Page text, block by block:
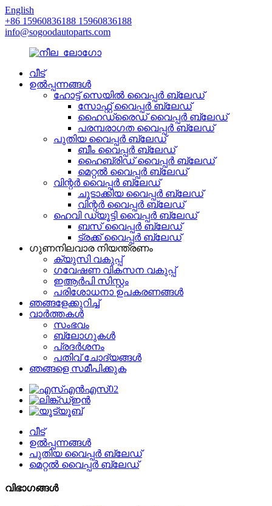
English
+86 15960836188 15960836188
info@sogoodautoparts.com
വീട്
ഉൽപ്പന്നങ്ങൾ
ഹോട്ട് സെയിൽ വൈപ്പർ ബ്ലേഡ്
സോഫ്റ്റ് വൈപ്പർ ബ്ലേഡ്
ഹൈഡ്രൈഡ് വൈപ്പർ ബ്ലേഡ്
പരമ്പരാഗത വൈപ്പർ ബ്ലേഡ്
പുതിയ വൈപ്പർ ബ്ലേഡ്
ബീം വൈപ്പർ ബ്ലേഡ്
ഹൈബ്രിഡ് വൈപ്പർ ബ്ലേഡ്
മെറ്റൽ വൈപ്പർ ബ്ലേഡ്
വിന്റർ വൈപ്പർ ബ്ലേഡ്
ചൂടാക്കിയ വൈപ്പർ ബ്ലേഡ്
വിന്റർ വൈപ്പർ ബ്ലേഡ്
ഹെവി ഡ്യൂട്ടി വൈപ്പർ ബ്ലേഡ്
ബസ് വൈപ്പർ ബ്ലേഡ്
ട്രക്ക് വൈപ്പർ ബ്ലേഡ്
ഗുണനിലവാര നിയന്ത്രണം
ക്യുസി വകുപ്പ്
ഗവേഷണ വികസന വകുപ്പ്
ഇആർപി സിസ്റ്റം
പരിശോധനാ ഉപകരണങ്ങൾ
ഞങ്ങളേക്കുറിച്ച്
വാർത്തകൾ
സംഭവം
ബ്ലോഗുകൾ
പ്രദർശനം
പതിവ് ചോദ്യങ്ങൾ
ഞങ്ങളെ സമീപിക്കുക
വീട്
ഉൽപ്പന്നങ്ങൾ
പുതിയ വൈപ്പർ ബ്ലേഡ്
മെറ്റൽ വൈപ്പർ ബ്ലേഡ്
വിഭാഗങ്ങൾ